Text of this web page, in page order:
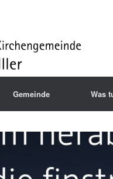
Gemeinde Was